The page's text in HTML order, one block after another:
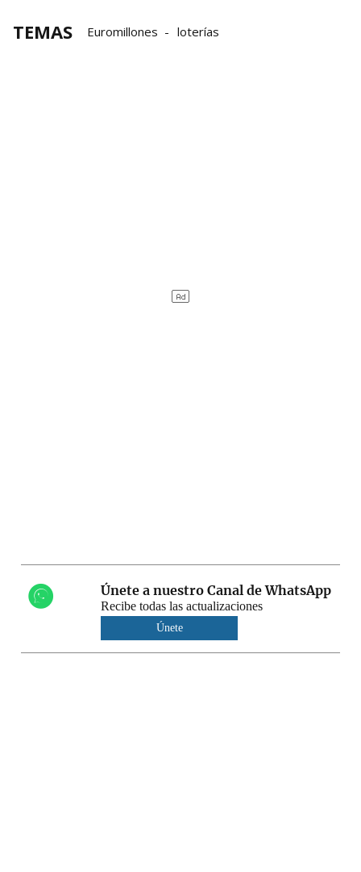
TEMAS Euromillones loterías
Únete a nuestro Canal de WhatsApp
Recibe todas las actualizaciones
Únete